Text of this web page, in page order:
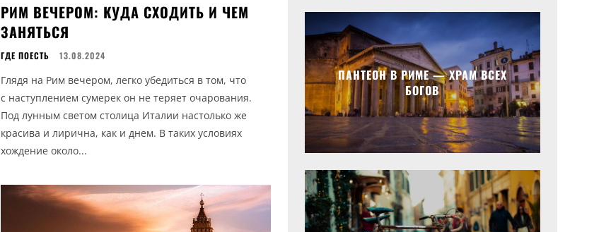
РИМ ВЕЧЕРОМ: КУДА СХОДИТЬ И ЧЕМ
ЗАНЯТЬСЯ
ГДЕ ПОЕСТЬ 13.08.2024
Глядя на Рим вечером, легко убедиться в том, что
с наступлением сумерек он не теряет очарования.
Под лунным светом столица Италии настолько же
красива и лирична, как и днем. В таких условиях
хождение около...
ПАНТЕОН В РИМЕ — ХРАМ ВСЕХ
БОГОВ